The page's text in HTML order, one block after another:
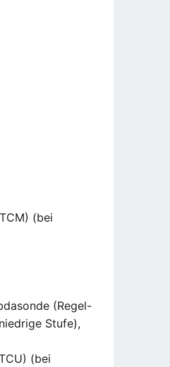
(bei
(Regel-
Stufe),
(bei